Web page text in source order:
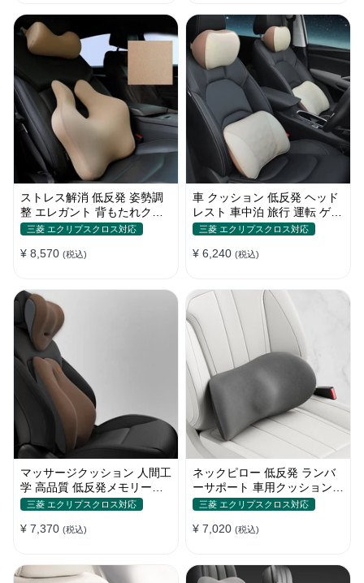
ストレス解消 低反発 姿勢調
整 エレガント 背もたれクッ
ション メモリ綿 車 高品質 四
三菱 エクリプスクロス対応
¥ 8,570 (税込)
車 クッション 低反発 ヘッド
レスト 車中泊 旅行 運転 ゲー
ミングチェア 頚椎サポート
三菱 エクリプスクロス対応
¥ 6,240 (税込)
マッサージクッション 人間工
学 高品質 低反発メモリーフ
ォーム 疲労回復 車用
三菱 エクリプスクロス対応
¥ 7,370 (税込)
ネックピロー 低反発 ランバ
ーサポート 車用クッション
水洗い可能 メモリーフォー
三菱 エクリプスクロス対応
¥ 7,020 (税込)